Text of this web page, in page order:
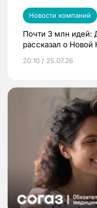
Новости компаний
Почти 3 млн идей:
рассказал о
20:10 / 25.07.26